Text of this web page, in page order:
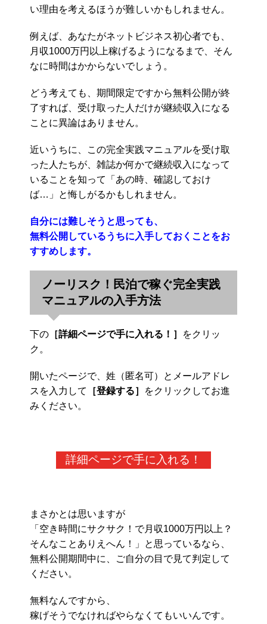
い理由を考えるほうが難しいかもしれません。
例えば、あなたがネットビジネス初心者でも、
月収1000万円以上稼げるようになるまで、そん
なに時間はかからないでしょう。
どう考えても、期間限定ですから無料公開が終
了すれば、受け取った人だけが継続収入になる
ことに異論はありません。
近いうちに、この完全実践マニュアルを受け取
った人たちが、雑誌か何かで継続収入になって
いることを知って「あの時、確認しておけ
ば…」と悔しがるかもしれません。
自分には難しそうと思っても、
無料公開しているうちに入手しておくことをお
すすめします。
ノーリスク！民泊で稼ぐ完全実践
マニュアルの入手方法
下の ［詳細ページで手に入れる！］
をクリッ
ク。
開いたページで、姓（匿名可）とメールアドレ
スを入力して
［登録する］
をクリックしてお進
みください。
詳細ページで手に入れる！
まさかとは思いますが
「空き時間にサクサク！で月収1000万円以上？
そんなことありえへん！」と思っているなら、
無料公開期間中に、ご自分の目で見て判定して
ください。
無料なんですから、
稼げそうでなければやらなくてもいいんです。